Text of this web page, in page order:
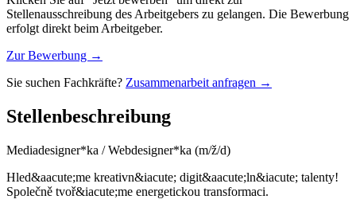
Stellenausschreibung des Arbeitgebers zu gelangen. Die Bewerbung
erfolgt direkt beim Arbeitgeber.
Zur Bewerbung →
Sie suchen Fachkräfte? Zusammenarbeit anfragen →
Stellenbeschreibung
Mediadesigner*ka / Webdesigner*ka (m/ž/d)
Hled&aacute;me kreativn&iacute; digit&aacute;ln&iacute; talenty!
Společně tvoř&iacute;me energetickou transformaci.